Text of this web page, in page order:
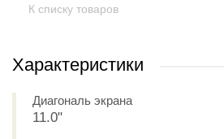
К списку товаров
Характеристики
Диагональ экрана
11.0"